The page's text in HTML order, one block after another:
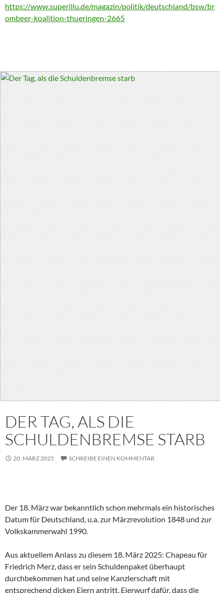
https://www.superillu.de/magazin/politik/deutschland/bsw/br
ombeer-koalition-thueringen-2665
DER TAG, ALS DIE
SCHULDENBREMSE STARB
20. MÄRZ 2025 SCHREIBE EINEN KOMMENTAR
Der 18. März war bekanntlich schon mehrmals ein historisches
Datum für Deutschland, u.a. zur Märzrevolution 1848 und zur
Volkskammerwahl 1990.
Aus aktuellem Anlass zu diesem 18. März 2025: Chapeau für
Friedrich Merz, dass er sein Schuldenpaket überhaupt
durchbekommen hat und seine Kanzlerschaft mit
entsprechend dicken Eiern antritt. Eierwurf dafür, dass die